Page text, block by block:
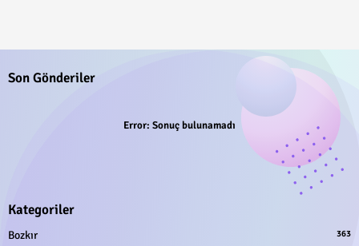
Son Gönderiler
Error: Sonuç bulunamadı
Kategoriler
Bozkır 363